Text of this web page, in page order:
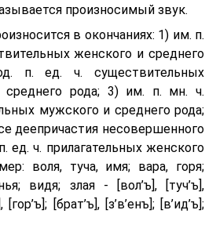
произносимый звук.
в окончаниях: 1) им. п.
женского и среднего
п. ед. ч. существительных
среднего рода; 3) им. п. мн. ч.
мужского и среднего рода;
деепричастия несовершенного
ед. ч. прилагательных женского
воля, туча, имя; вара, горя;
видя; злая - [вол’ъ], [туч’ъ],
[брат’ъ], [з’в’eнъ]; [в’ид’ъ];